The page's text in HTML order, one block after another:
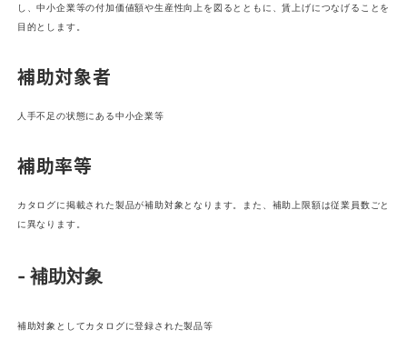
し、中小企業等の付加価値額や生産性向上を図るとともに、賃上げにつなげることを
目的とします。
補助対象者
人手不足の状態にある中小企業等
補助率等
カタログに掲載された製品が補助対象となります。また、補助上限額は従業員数ごと
に異なります。
- 補助対象
補助対象としてカタログに登録された製品等